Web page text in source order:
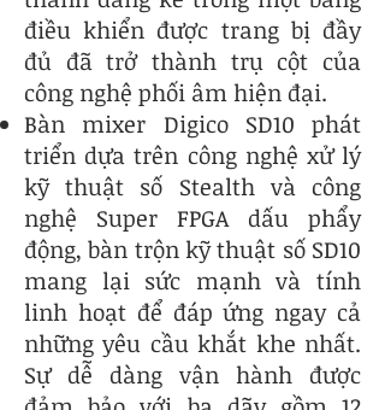
điều khiển được trang bị đầy
đủ đã trở thành trụ cột của
công nghệ phối âm hiện đại.
Bàn mixer Digico SD10 phát
triển dựa trên công nghệ xử lý
kỹ thuật số Stealth và công
nghệ Super FPGA dấu phẩy
động, bàn trộn kỹ thuật số SD10
mang lại sức mạnh và tính
linh hoạt để đáp ứng ngay cả
những yêu cầu khắt khe nhất.
Sự dễ dàng vận hành được